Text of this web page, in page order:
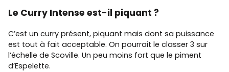
Le Curry Intense est-il piquant ?
C’est un curry présent, piquant mais dont sa puissance
est tout à fait acceptable. On pourrait le classer 3 sur
l’échelle de Scoville. Un peu moins fort que le piment
d’Espelette.